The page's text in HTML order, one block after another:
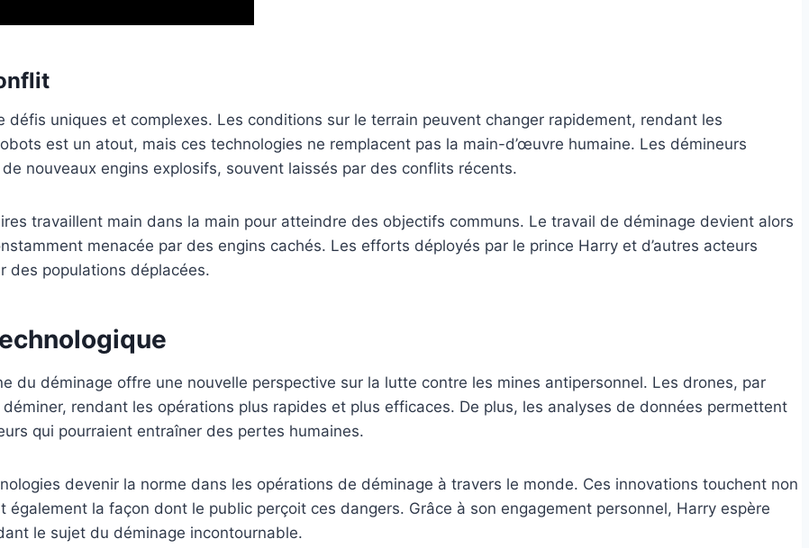
uniques et complexes. Les conditions sur le terrain peuvent changer rapidement, rendant les
est un atout, mais ces technologies ne remplacent pas la main-d’œuvre humaine. Les démineurs
nouveaux engins explosifs, souvent laissés par des conflits récents.
travaillent main dans la main pour atteindre des objectifs communs. Le travail de déminage devient alors
menacée par des engins cachés. Les efforts déployés par le prince Harry et d’autres acteurs
des populations déplacées.
du déminage offre une nouvelle perspective sur la lutte contre les mines antipersonnel. Les drones, par
rendant les opérations plus rapides et plus efficaces. De plus, les analyses de données permettent
qui pourraient entraîner des pertes humaines.
devenir la norme dans les opérations de déminage à travers le monde. Ces innovations touchent non
la façon dont le public perçoit ces dangers. Grâce à son engagement personnel, Harry espère
le sujet du déminage incontournable.